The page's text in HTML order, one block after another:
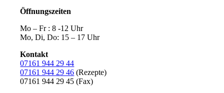
Öffnungszeiten
Mo – Fr : 8 -12 Uhr
Mo, Di, Do: 15 – 17 Uhr
Kontakt
07161 944 29 44
07161 944 29 46 (Rezepte)
07161 944 29 45 (Fax)